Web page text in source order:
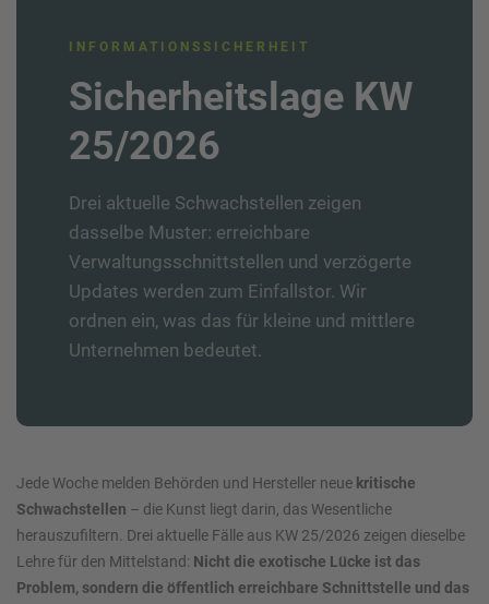
INFORMATIONSSICHERHEIT
Sicherheitslage KW
25/2026
Drei aktuelle Schwachstellen zeigen
dasselbe Muster: erreichbare
Verwaltungsschnittstellen und verzögerte
Updates werden zum Einfallstor. Wir
ordnen ein, was das für kleine und mittlere
Unternehmen bedeutet.
Jede Woche melden Behörden und Hersteller neue kritische
Schwachstellen – die Kunst liegt darin, das Wesentliche
herauszufiltern. Drei aktuelle Fälle aus KW 25/2026 zeigen dieselbe
Lehre für den Mittelstand: Nicht die exotische Lücke ist das
Problem, sondern die öffentlich erreichbare Schnittstelle und das